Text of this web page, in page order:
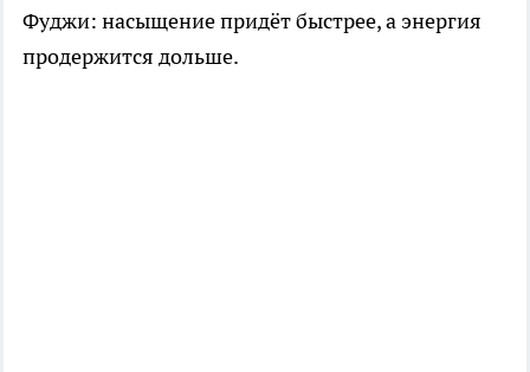
Фуджи: насыщение придёт быстрее, а энергия
продержится дольше.